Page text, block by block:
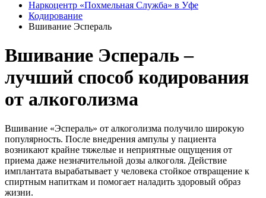
Наркоцентр «Похмельная Служба» в Уфе
Кодирование
Вшивание Эспераль
Вшивание Эспераль –
лучший способ кодирования
от алкоголизма
Вшивание «Эспераль» от алкоголизма получило широкую
популярность. После внедрения ампулы у пациента
возникают крайне тяжелые и неприятные ощущения от
приема даже незначительной дозы алкоголя. Действие
имплантата вырабатывает у человека стойкое отвращение к
спиртным напиткам и помогает наладить здоровый образ
жизни.